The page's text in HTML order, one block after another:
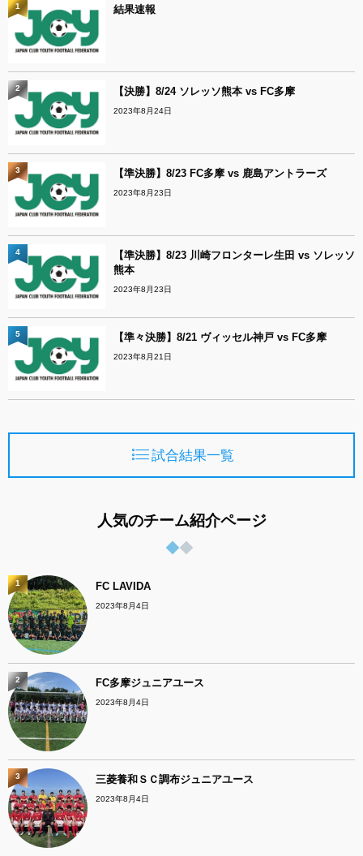
結果速報
1
【決勝】8/24 ソレッソ熊本 vs FC多摩
2023年8月24日
2
【準決勝】8/23 FC多摩 vs 鹿島アントラーズ
2023年8月23日
3
【準決勝】8/23 川崎フロンターレ生田 vs ソレッソ
熊本
2023年8月23日
4
【準々決勝】8/21 ヴィッセル神戸 vs FC多摩
2023年8月21日
5
試合結果一覧
人気のチーム紹介ページ
FC LAVIDA
2023年8月4日
1
FC多摩ジュニアユース
2023年8月4日
2
三菱養和ＳＣ調布ジュニアユース
2023年8月4日
3